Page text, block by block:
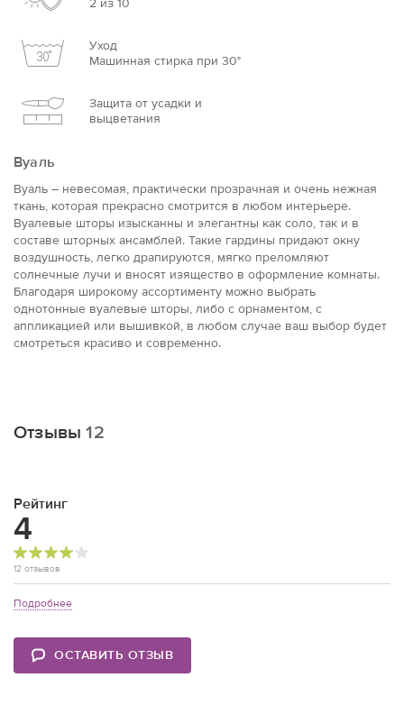
Уход
Машинная стирка при 30°
Защита от усадки и
выцветания
Вуаль
Вуаль – невесомая, практически прозрачная и очень нежная
ткань, которая прекрасно смотрится в любом интерьере.
Вуалевые шторы изысканны и элегантны как соло, так и в
составе шторных ансамблей. Такие гардины придают окну
воздушность, легко драпируются, мягко преломляют
солнечные лучи и вносят изящество в оформление комнаты.
Благодаря широкому ассортименту можно выбрать
однотонные вуалевые шторы, либо с орнаментом, с
аппликацией или вышивкой, в любом случае ваш выбор будет
смотреться красиво и современно.
Отзывы 12
Рейтинг
4
12 отзывов
Подробнее
ОСТАВИТЬ ОТЗЫВ